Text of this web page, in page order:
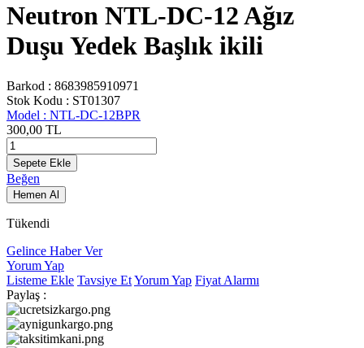
Neutron NTL-DC-12 Ağız
Duşu Yedek Başlık ikili
Barkod : 8683985910971
Stok Kodu : ST01307
Model : NTL-DC-12BPR
300,00 TL
Sepete Ekle
Beğen
Hemen Al
Tükendi
Gelince Haber Ver
Yorum Yap
Listeme Ekle Tavsiye EtYorum Yap Fiyat Alarmı
Paylaş :